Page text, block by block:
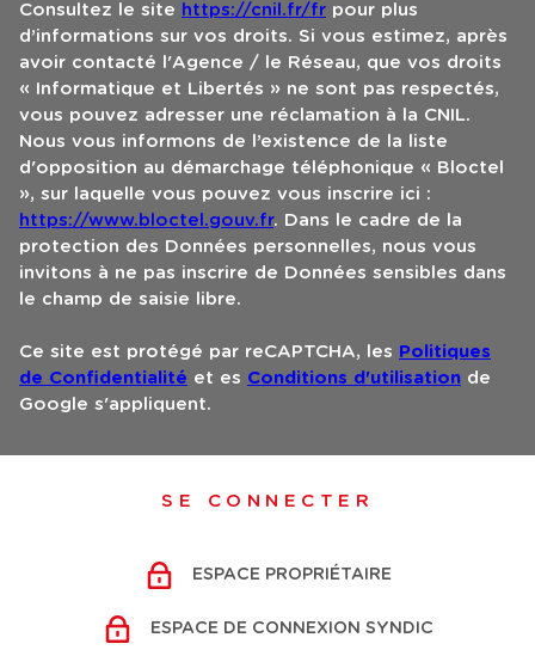
Consultez le site https://cnil.fr/fr pour plus
d’informations sur vos droits. Si vous estimez, après
avoir contacté l'Agence / le Réseau, que vos droits
« Informatique et Libertés » ne sont pas respectés,
vous pouvez adresser une réclamation à la CNIL.
Nous vous informons de l’existence de la liste
d'opposition au démarchage téléphonique « Bloctel
», sur laquelle vous pouvez vous inscrire ici :
https://www.bloctel.gouv.fr. Dans le cadre de la
protection des Données personnelles, nous vous
invitons à ne pas inscrire de Données sensibles dans
le champ de saisie libre.
Ce site est protégé par reCAPTCHA, les Politiques
de Confidentialité et es Conditions d'utilisation de
Google s'appliquent.
SE CONNECTER
ESPACE PROPRIÉTAIRE
ESPACE DE CONNEXION SYNDIC